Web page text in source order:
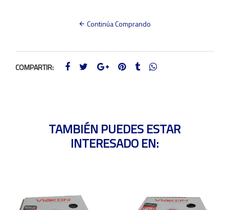
Continúa Comprando
COMPARTIR:
TAMBIÉN PUEDES ESTAR
INTERESADO EN: